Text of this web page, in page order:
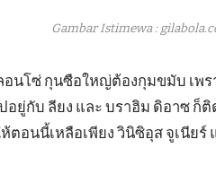
Gambar Istimewa :
นโซ่ กุนซือใหญ่ต้องกุมขมับ เพ
อยู่กับ ลียง และ บราฮิม ดิอาซ
อนนี้เหลือเพียง วินิซิอุส จูเนียร์